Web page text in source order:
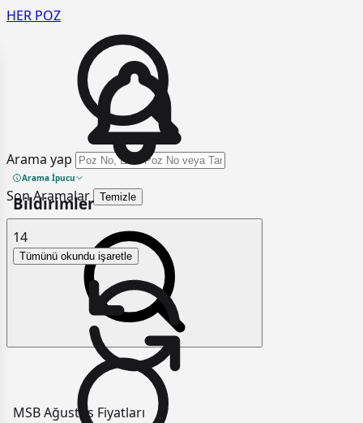
HER POZ
Arama yap
Arama İpucu
Son Aramalar Temizle
Bildirimler
14
Tümünü okundu işaretle
MSB Ağustos Fiyatları